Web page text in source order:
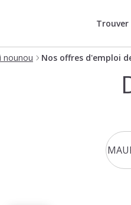
nounou Nos offres d'emploi